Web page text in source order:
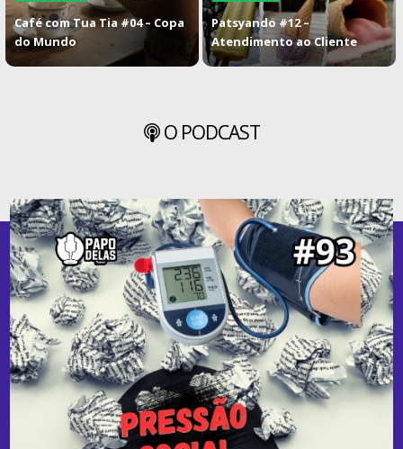
Café com Tua Tia #04 – Copa
do Mundo
Patsyando #12 –
Atendimento ao Cliente
O PODCAST